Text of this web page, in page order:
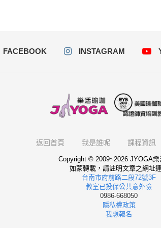
FACEBOOK INSTAGRAM
返回首頁 我是誰呢 課程資訊
Copyright © 2009~2026 JYOGA樂
如蒙轉載，請註明文章之網址
台南市府前路二段72號3F
教室已投保公共意外險
0986-668050
隱私權政策
我想報名